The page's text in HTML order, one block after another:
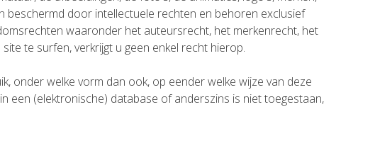
beschermd door intellectuele rechten en behoren exclusief
waaronder het auteursrecht, het merkenrecht, het
te surfen, verkrijgt u geen enkel recht hierop.
onder welke vorm dan ook, op eender welke wijze van deze
een (elektronische) database of anderszins is niet toegestaan,